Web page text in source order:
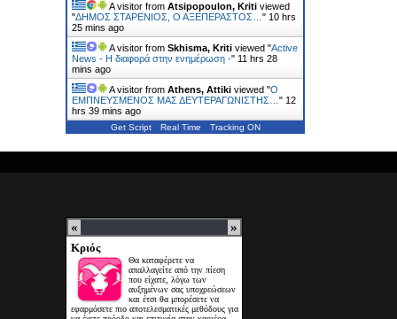
A visitor from Atsipopoulon, Kriti viewed
"ΔΗΜΟΣ ΣΤΑΡΕΝΙΟΣ, Ο ΑΞΕΠΕΡΑΣΤΟΣ… " 10 hrs
25 mins ago
A visitor from Skhisma, Kriti viewed "Active
News - Η διαφορά στην ενημέρωση -" 11 hrs 28
mins ago
A visitor from Athens, Attiki viewed "Ο
ΕΜΠΝΕΥΣΜΕΝΟΣ ΜΑΣ ΔΕΥΤΕΡΑΓΩΝΙΣΤΗΣ… " 12
hrs 39 mins ago
Get Script Real Time Tracking ON